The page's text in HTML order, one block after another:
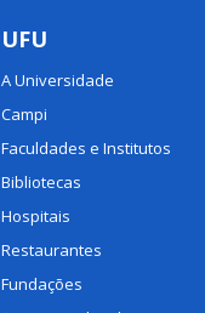
UFU
A Universidade
Campi
Faculdades e Institutos
Bibliotecas
Hospitais
Restaurantes
Fundações